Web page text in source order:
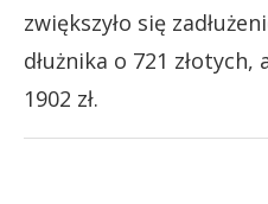
zwiększyło się
dłużnika o 721 złotych,
1902 zł.